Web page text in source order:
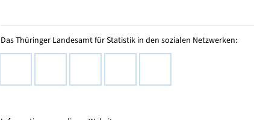
Das Thüringer Landesamt für Statistik in den sozialen Netzwerken: